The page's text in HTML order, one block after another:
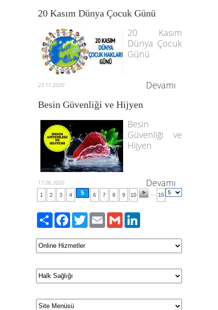
20 Kasım Dünya Çocuk Günü
20 Kasım
Dünya Çocuk
Günü
23.11.2020 Devamı
Besin Güvenliği ve Hijyen
Besin
Güvenliği ve
Hijyen
17.06.2020 Devamı
1 2 3 4 5 6 7 8 9 10 15
PaylaşFacebook
TwitterEmailGmail